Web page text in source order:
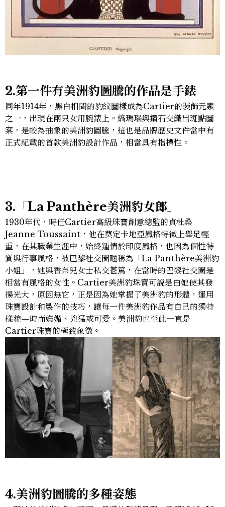
2.第一件有美洲豹圖騰的作品是手錶
同年1914年，黑白相間的豹紋圖樣成為Cartier的裝飾元素
之一，出現在兩只女用腕錶上。縞瑪瑙與鑽石交織出斑點圖
案，是較為抽象的美洲豹圖騰，這也是品牌歷史文件當中有
正式紀載的首款美洲豹設計作品，相當具有指標性。
3.「La Panthère美洲豹女郎」
1930年代，時任Cartier高級珠寶創意總監的貞杜桑
Jeanne Toussaint，他在奠定卡地亞風格特徵上舉足輕
重，在其職業生涯中，始終鍾情於印度風格，也因為個性特
質與行事風格，被巴黎社交圈暱稱為「La Panthère美洲豹
小姐」，她與香奈兒女士私交甚篤，在當時的巴黎社交圈是
相當有風格的女性。Cartier美洲豹珠寶可說是由她使其發
揚光大，原因無它，正是因為她掌握了美洲豹的形體，運用
珠寶設計和製作的技巧，讓每一件美洲豹作品有自己的獨特
樣貌—時而嫵媚、兇猛或可愛。美洲豹也至此一直是
Cartier珠寶的極致象徵。
4.美洲豹圖騰的多種姿態